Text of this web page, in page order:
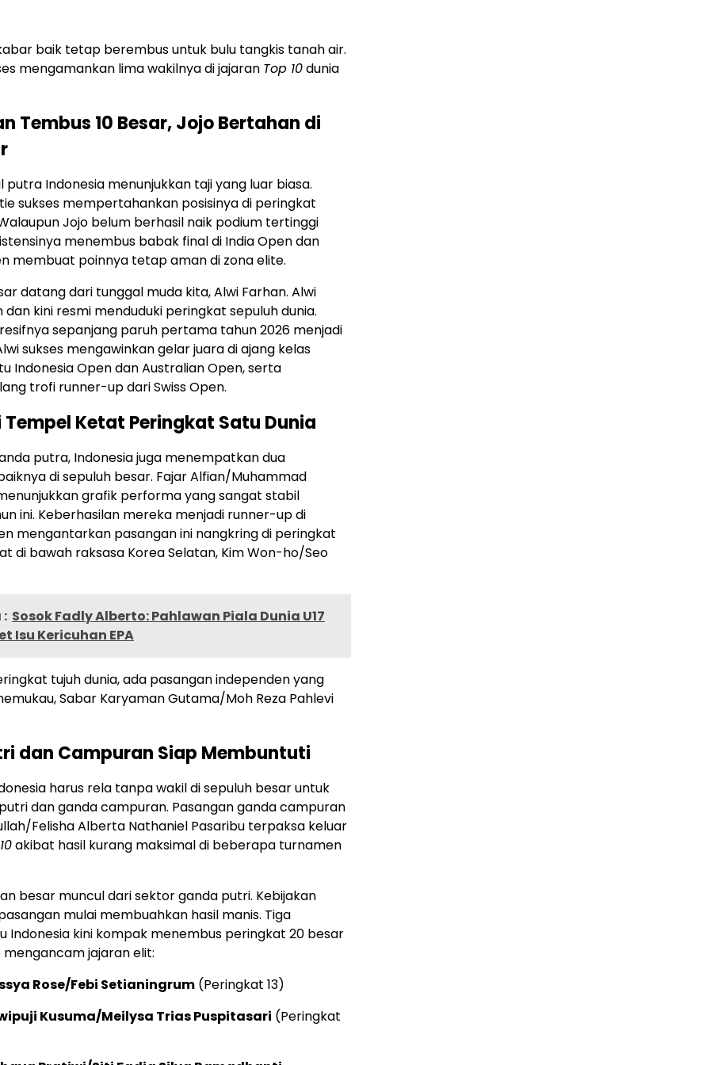
baik tetap berembus untuk bulu tangkis tanah air.
mengamankan lima wakilnya di jajaran Top 10dunia
Tembus 10 Besar, Jojo Bertahan di
putra Indonesia menunjukkan taji yang luar biasa.
sukses mempertahankan posisinya di peringkat
Jojo belum berhasil naik podium tertinggi
menembus babak final di India Open dan
membuat poinnya tetap aman di zona elite.
datang dari tunggal muda kita, Alwi Farhan. Alwi
kini resmi menduduki peringkat sepuluh dunia.
sepanjang paruh pertama tahun 2026 menjadi
sukses mengawinkan gelar juara di ajang kelas
Indonesia Open dan Australian Open, serta
trofi runner-up dari Swiss Open.
Ketat Peringkat Satu Dunia
putra, Indonesia juga menempatkan dua
di sepuluh besar. Fajar Alfian/Muhammad
grafik performa yang sangat stabil
ini. Keberhasilan mereka menjadi runner-up di
mengantarkan pasangan ini nangkring di peringkat
di bawah raksasa Korea Selatan, Kim Won-ho/Seo
: Sosok Fadly Alberto: Pahlawan Piala Dunia U17
Isu Kericuhan EPA
tujuh dunia, ada pasangan independen yang
Sabar Karyaman Gutama/Moh Reza Pahlevi
dan Campuran Siap Membuntuti
harus rela tanpa wakil di sepuluh besar untuk
dan ganda campuran. Pasangan ganda campuran
Felisha Alberta Nathaniel Pasaribu terpaksa keluar
akibat hasil kurang maksimal di beberapa turnamen
besar muncul dari sektor ganda putri. Kebijakan
mulai membuahkan hasil manis. Tiga
Indonesia kini kompak menembus peringkat 20 besar
mengancam jajaran elit:
Rose/Febi Setianingrum (Peringkat 13)
Kusuma/Meilysa Trias Puspitasari (Peringkat